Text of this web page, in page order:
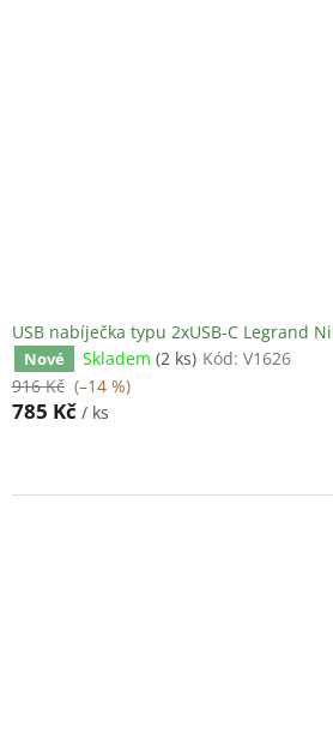
USB nabíječka typu 2xUSB-C Legrand
Nové Skladem (2 ks) Kód: V1626
916 Kč (–14 %)
785 Kč / ks